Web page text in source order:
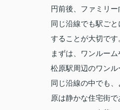
円前後、ファミリー
同じ沿線でも駅ご
することが大切です
まずは、ワンルー
松原駅周辺のワンル
同じ沿線の中でも
原は静かな住宅街